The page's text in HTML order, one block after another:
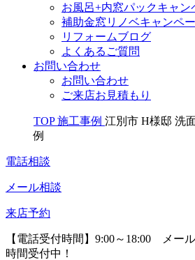
お風呂+内窓パックキャン
補助金窓リノベキャンペ
リフォームブログ
よくあるご質問
お問い合わせ
お問い合わせ
ご来店お見積もり
TOP 施工事例 江別市 H様邸 洗
例
電話相談
メール相談
来店予約
【電話受付時間】9:00～18:00
メー
時間受付中！